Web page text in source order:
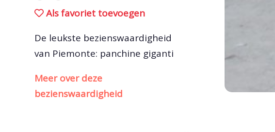
Als favoriet toevoegen
De leukste bezienswaardigheid
van Piemonte: panchine giganti
Meer over deze
bezienswaardigheid